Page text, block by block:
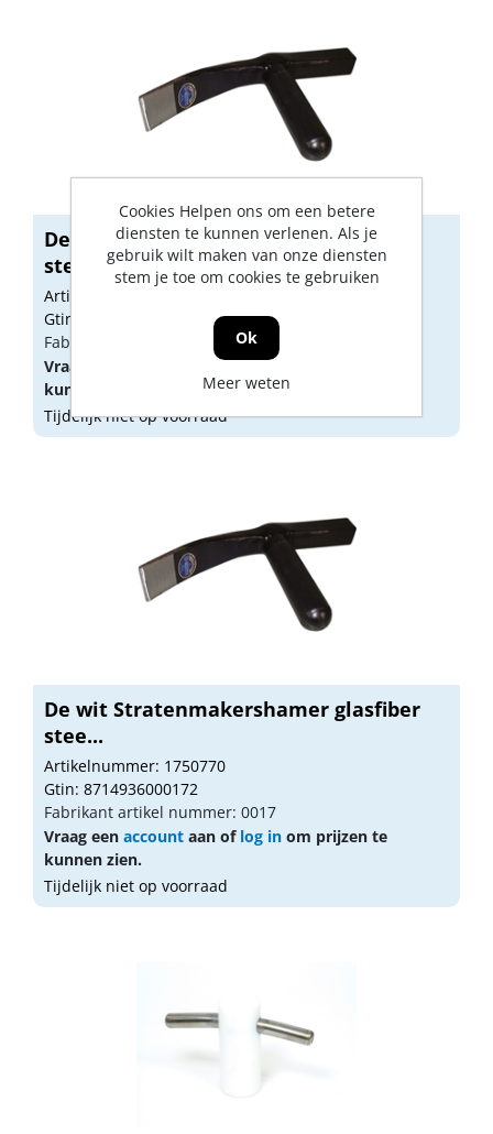
De wit Stratenmakershamer glasfiber
stee...
Artikelnummer: 1750765
Gtin: 8714936000165
Fabrikant artikel nummer: 0016
Vraag een
aan oflog in
kunnen zien.
Tijdelijk niet op voorraad
De wit Stratenmakershamer glasfiber
stee...
Artikelnummer: 1750770
Gtin: 8714936000172
Fabrikant artikel nummer: 0017
Vraag een account aan of log in om prijzen te
kunnen zien.
Tijdelijk niet op voorraad
Cookies Helpen ons om een betere
diensten te kunnen verlenen. Als je
gebruik wilt maken van onze diensten
stem je toe om cookies te gebruiken
Ok
Meer weten